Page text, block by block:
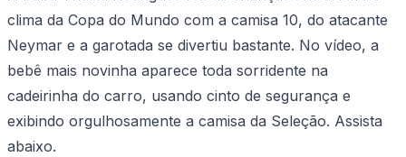
clima da Copa do Mundo com a camisa 10, do atacante
Neymar e a garotada se divertiu bastante. No vídeo, a
bebê mais novinha aparece toda sorridente na
cadeirinha do carro, usando cinto de segurança e
exibindo orgulhosamente a camisa da Seleção. Assista
abaixo.